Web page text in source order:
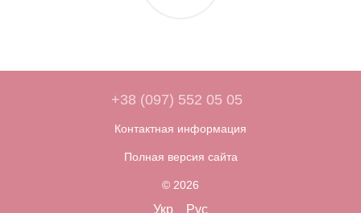
+38 (097) 552 05 05
Контактная информация
Полная версия сайта
© 2026
Укр Рус